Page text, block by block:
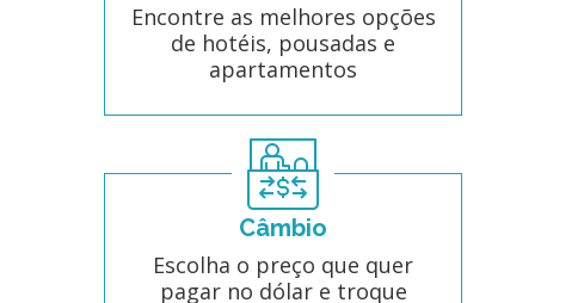
Encontre as melhores opções
de hotéis, pousadas e
apartamentos
Câmbio
Escolha o preço que quer
pagar no dólar e troque